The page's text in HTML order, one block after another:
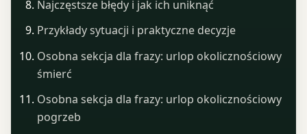
Najczęstsze błędy i jak ich uniknąć
Przykłady sytuacji i praktyczne decyzje
Osobna sekcja dla frazy: urlop okolicznościowy
śmierć
Osobna sekcja dla frazy: urlop okolicznościowy
pogrzeb